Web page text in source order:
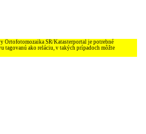
Ortofotomozaika SR/Katasterportal je potrebné
tagovanú ako reláciu, v takých prípadoch môžte